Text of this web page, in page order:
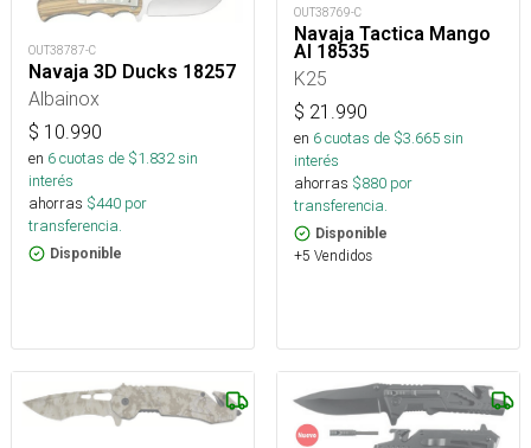
OUT38787-C
Navaja 3D Ducks 18257
Albainox
$ 10.990
en 6cuotas de $1.832sin
interés
ahorras $440 por
transferencia.
Disponible
OUT38769-C
Navaja Tactica Mango
Al 18535
K25
$ 21.990
en 6cuotas de $3.665sin
interés
ahorras $880 por
transferencia.
Disponible
+5 Vendidos